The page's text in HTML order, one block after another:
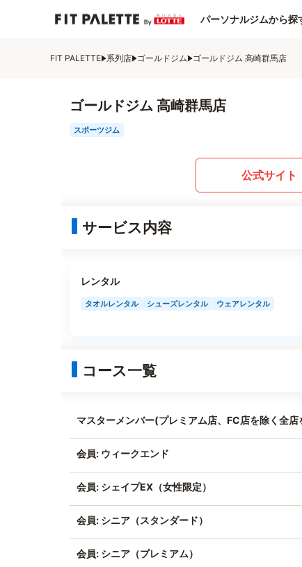
パーソナルジムから探
FIT PALETTE 系列店 ゴールドジム ゴールドジム 高崎群馬店
ゴールドジム 高崎群馬店
スポーツジム
公式サイト
サービス内容
レンタル
タオルレンタル シューズレンタル ウェアレンタル
コース一覧
マスターメンバー(プレミアム店、FC店を除く全
会員: ウィークエンド
会員: シェイプEX（女性限定）
会員: シニア（スタンダード）
会員: シニア（プレミアム）